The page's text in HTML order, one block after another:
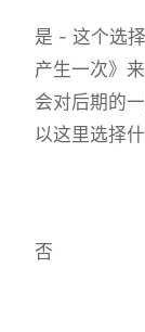
是 - 这个选
产生一次》
会对后期的
以这里选择什
否